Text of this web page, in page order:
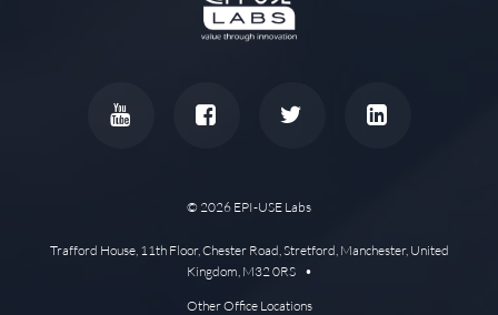
© 2026 EPI-USE Labs
Trafford House, 11th Floor, Chester Road, Stretford, Manchester, United
Kingdom, M32 0RS •
Other Office Locations